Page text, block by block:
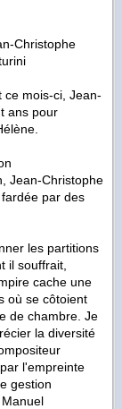
Christophe
ce mois-ci, Jean-
ans pour
Jean-Christophe
fardée par des
les partitions
il souffrait,
cache une
où se côtoient
de chambre. Je
la diversité
l'empreinte
gestion